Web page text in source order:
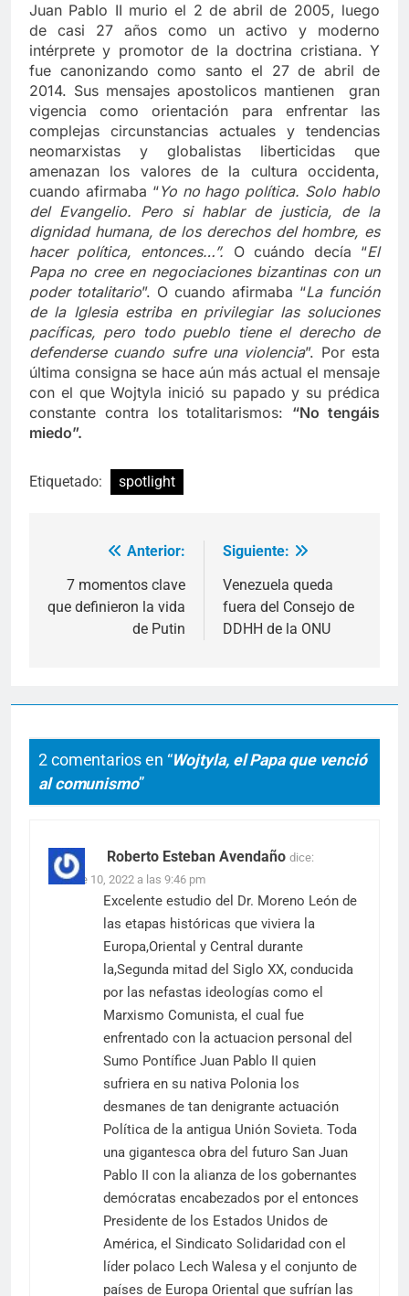
Juan Pablo II murio el 2 de abril de 2005, luego
de casi 27 años como un activo y moderno
intérprete y promotor de la doctrina cristiana. Y
fue canonizando como santo el 27 de abril de
2014. Sus mensajes apostolicos mantienen gran
vigencia como orientación para enfrentar las
complejas circunstancias actuales y tendencias
neomarxistas y globalistas liberticidas que
amenazan los valores de la cultura occidenta,
cuando afirmaba “Yo no hago política. Solo hablo
del Evangelio. Pero si hablar de justicia, de la
dignidad humana, de los derechos del hombre, es
hacer política, entonces…”. O cuándo decía “El
Papa no cree en negociaciones bizantinas con un
poder totalitario”. O cuando afirmaba “La función
de la Iglesia estriba en privilegiar las soluciones
pacíficas, pero todo pueblo tiene el derecho de
defenderse cuando sufre una violencia”. Por esta
última consigna se hace aún más actual el mensaje
con el que Wojtyla inició su papado y su prédica
constante contra los totalitarismos: “No tengáis
miedo”.
Etiquetado: spotlight
Navegación
de
entradas
Anterior:
7 momentos clave
que definieron la vida
de Putin
Siguiente:
Venezuela queda
fuera del Consejo de
DDHH de la ONU
2 comentarios en “Wojtyla, el Papa que venció
al comunismo”
Roberto Esteban Avendaño dice:
octubre 10, 2022 a las 9:46 pm
Excelente estudio del Dr. Moreno León de
las etapas históricas que viviera la
Europa,Oriental y Central durante
la,Segunda mitad del Siglo XX, conducida
por las nefastas ideologías como el
Marxismo Comunista, el cual fue
enfrentado con la actuacion personal del
Sumo Pontífice Juan Pablo II quien
sufriera en su nativa Polonia los
desmanes de tan denigrante actuación
Política de la antigua Unión Sovieta. Toda
una gigantesca obra del futuro San Juan
Pablo II con la alianza de los gobernantes
demócratas encabezados por el entonces
Presidente de los Estados Unidos de
América, el Sindicato Solidaridad con el
líder polaco Lech Walesa y el conjunto de
países de Europa Oriental que sufrían las